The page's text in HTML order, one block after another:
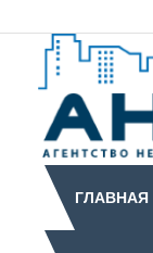
ГЛАВНАЯ